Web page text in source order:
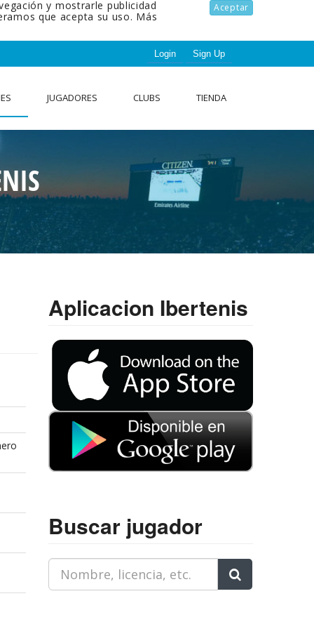
Aceptar
y mostrarle publicidad
que acepta su uso. Más
Login Sign Up
JUGADORES CLUBS TIENDA
Aplicacion Ibertenis
Buscar jugador